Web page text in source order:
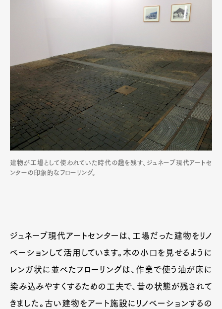
建物が工場として使われていた時代の趣を残す、ジュネーブ現代アートセ
ンターの印象的なフローリング。
ジュネーブ現代アートセンターは、工場だった建物をリノ
ベーションして活用しています。木の小口を見せるように
レンガ状に並べたフローリングは、作業で使う油が床に
染み込みやすくするための工夫で、昔の状態が残されて
きました。古い建物をアート施設にリノベーションするの